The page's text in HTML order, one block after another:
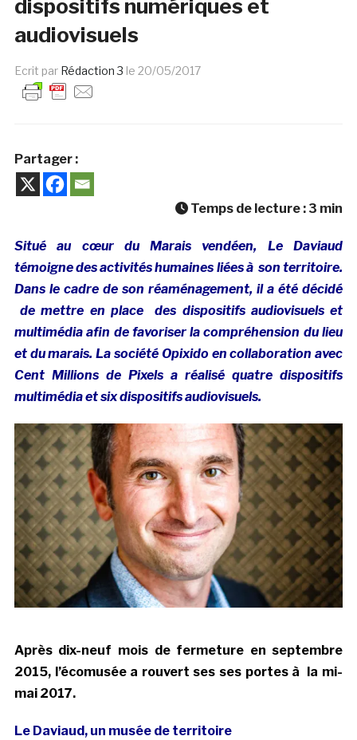
dispositifs numériques et
audiovisuels
Ecrit par Rédaction 3 le 20/05/2017
Partager :
Temps de lecture : 3 min
Situé au cœur du Marais vendéen, Le Daviaud
témoignedes activités humaines liées à son territoire.
Dans le cadre de son réaménagement, il a été décidé
de mettre en place des dispositifs audiovisuels et
multimédia afin de favoriser la compréhension du lieu
et du marais. La société Opixido en collaboration avec
Cent Millions de Pixels a réalisé quatre dispositifs
multimédia et six dispositifs audiovisuels.
Après dix-neuf mois de fermeture en septembre
2015, l’écomusée a rouvert ses ses portes à la mi-
mai 2017.
Le Daviaud, un musée de territoire